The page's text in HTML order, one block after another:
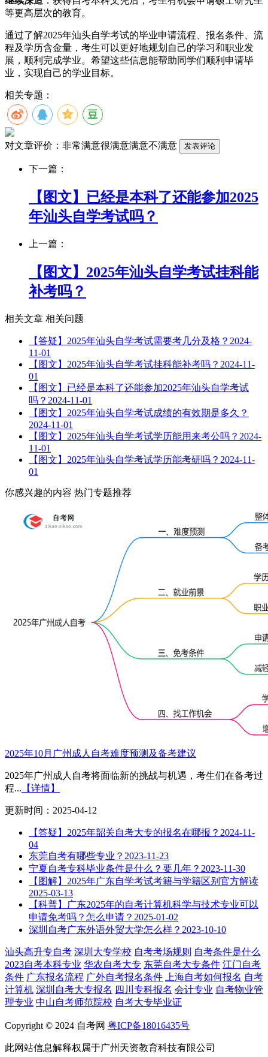
等更高层次的教育。
通过了解2025年汕头自学考试的毕业申请流程、报名条件、流
程及学历含金量，考生可以更好地规划自己的学习和职业发
展，顺利完成学业。希望这些信息能帮助同学们顺利申请毕
业，实现自己的学业目标。
相关专题：
对文章评价： 非常满意很满意满意不满意
下一篇：
【图文】已经是本科了还能参加2025
年汕头自学考试吗？
上一篇：
【图文】2025年汕头自学考试挂科能
补考吗？
相关文章 相关问题
【答疑】2025年汕头自学考试需要考几分及格？ 2024-
11-01
【图文】2025年汕头自学考试挂科能补考吗？ 2024-11-
01
【图文】已经是本科了还能参加2025年汕头自学考试
吗？ 2024-11-01
【图文】2025年汕头自学考试成绩的有效期是多久？
2024-11-01
【图文】2025年汕头自学考试学历能用来考公吗？ 2024-
11-01
【图文】2025年汕头自学考试学历能考研吗？ 2024-11-
01
你感兴趣的内容 热门专题推荐
2025年10月广州成人自考难度预测及备考建议
2025年广州成人自考将面临新的挑战与机遇，考生们在备考过
程... 【详情】
更新时间：2025-04-12
【答疑】2025年韶关自考大专的报名在哪报？ 2024-11-
04
东莞自考有哪些专业？ 2023-11-23
宁夏自考专科毕业条件是什么？要几年？ 2023-11-30
【图解】2025年广东自学考试考籍与学籍区别官方解读
2025-03-13
【科普】广东2025年的自考计算机科学与技术专业可以
申请免考吗？怎么申请？ 2025-01-02
深圳自考广东外语外贸大学怎么样？ 2023-10-10
汕头高升专自考 深圳大专学校 自考考场规则 自考条件是什么
2023自考本科专业 华农自考大专 东莞自考大专条件 江门自考
条件 广东报名流程 广外自考报名条件 上海自考如何报名 自考
计算机 深圳自考大专报名 四川专科报名 会计专业 自考物业管
理专业 中山自考师范院校 自考大专毕业证
Copyright © 2024 自考网 粤ICP备18016435号
此网站信息解释权属于广州天资教育科技有限公司